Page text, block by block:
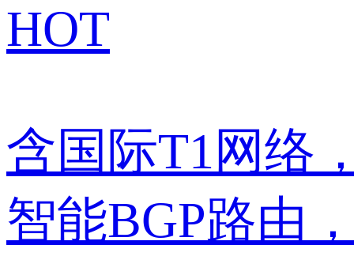
HOT
含国际T1网络
智能BGP路由